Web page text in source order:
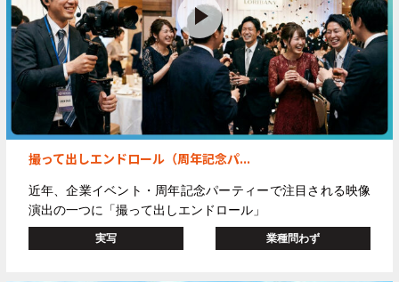
撮って出しエンドロール（周年記念パ...
近年、企業イベント・周年記念パーティーで注目される映像
演出の一つに 「撮って出しエンドロール」
実写 業種問わず